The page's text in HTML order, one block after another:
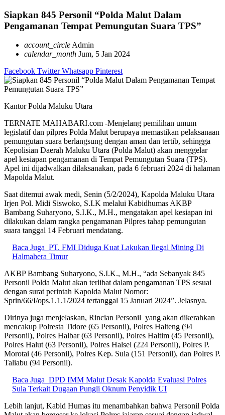
Siapkan 845 Personil “Polda Malut Dalam
Pengamanan Tempat Pemungutan Suara TPS”
account_circleAdmin
calendar_month Jum, 5 Jan 2024
Facebook Twitter Whatsapp Pinterest
Kantor Polda Maluku Utara
TERNATE MAHABARI.com -Menjelang pemilihan umum
legislatif dan pilpres Polda Malut berupaya memastikan pelaksanaan
pemungutan suara berlangsung dengan aman dan tertib, sehingga
Kepolisian Daerah Maluku Utara (Polda Malut) akan menggelar
apel kesiapan pengamanan di Tempat Pemungutan Suara (TPS).
Apel ini dijadwalkan dilaksanakan, pada 6 februari 2024 di halaman
Mapolda Malut.
Saat ditemui awak medi, Senin (5/2/2024), Kapolda Maluku Utara
Irjen Pol. Midi Siswoko, S.I.K melalui Kabidhumas AKBP
Bambang Suharyono, S.I.K., M.H., mengatakan apel kesiapan ini
dilakukan dalam rangka pengamanan Pilpres tahap pemungutan
suara tanggal 14 Februari mendatang.
Baca Juga PT. FMI Diduga Kuat Lakukan Ilegal Mining Di
Halmahera Timur
AKBP Bambang Suharyono, S.I.K., M.H., “ada Sebanyak 845
Personil Polda Malut akan terlibat dalam pengamanan TPS sesuai
dengan surat perintah Kapolda Malut Nomor:
Sprin/66/I/ops.1.1.1/2024 tertanggal 15 Januari 2024”. Jelasnya.
Dirinya juga menjelaskan, Rincian Personil yang akan dikerahkan
mencakup Polresta Tidore (65 Personil), Polres Halteng (94
Personil), Polres Halbar (63 Personil), Polres Haltim (45 Personil),
Polres Halut (63 Personil), Polres Halsel (224 Personil), Polres P.
Morotai (46 Personil), Polres Kep. Sula (151 Personil), dan Polres P.
Taliabu (94 Personil).
Baca Juga DPD IMM Malut Desak Kapolda Evaluasi Polres
Sula Terkait Dugaan Pungli Oknum Penyidik UI
Lebih lanjut, Kabid Humas itu menambahkan bahwa Personil Polda